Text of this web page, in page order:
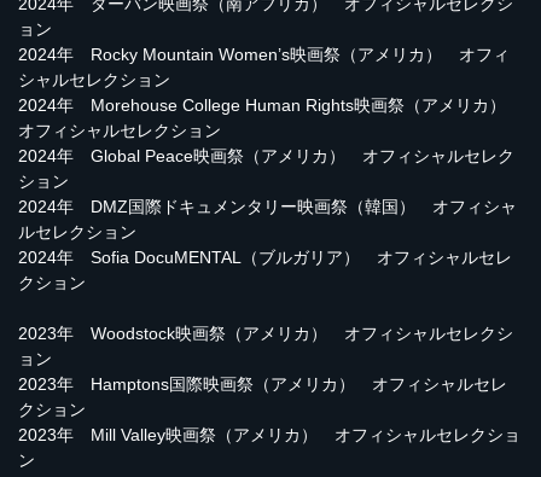
2024年 ダーバン映画祭（南アフリカ） オフィシャルセレクシ
ョン
2024年 Rocky Mountain Women’s映画祭（アメリカ） オフィ
シャルセレクション
2024年 Morehouse College Human Rights映画祭（アメリカ）
オフィシャルセレクション
2024年 Global Peace映画祭（アメリカ） オフィシャルセレク
ション
2024年 DMZ国際ドキュメンタリー映画祭（韓国） オフィシャ
ルセレクション
2024年 Sofia DocuMENTAL（ブルガリア） オフィシャルセレ
クション
2023年 Woodstock映画祭（アメリカ） オフィシャルセレクシ
ョン
2023年 Hamptons国際映画祭（アメリカ） オフィシャルセレ
クション
2023年 Mill Valley映画祭（アメリカ） オフィシャルセレクショ
ン